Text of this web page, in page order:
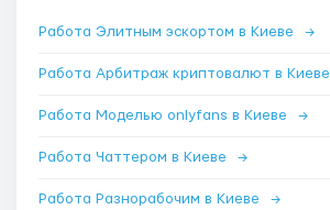
Работа Элитным эскортом в Киеве →
Работа Арбитраж криптовалют в Киеве
Работа Моделью onlyfans в Киеве →
Работа Чаттером в Киеве →
Работа Разнорабочим в Киеве →